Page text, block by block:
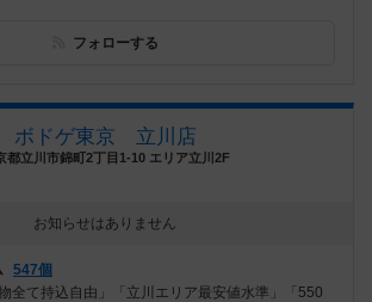
フォローする
ボドゲ東京 立川店
都立川市錦町2丁目1-10 エリア立川2F
お知らせはありません
547個
全て持込自由」「立川エリア最安値水準」「550